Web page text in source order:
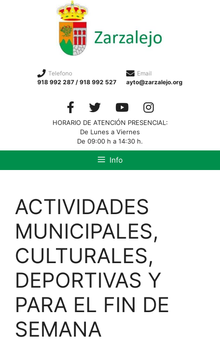
Telefono
918 992 287 / 918 992 527
Email
ayto@zarzalejo.org
HORARIO DE ATENCIÓN PRESENCIAL:
De Lunes a Viernes
De 09:00 h a 14:30 h.
Info
ACTIVIDADES
MUNICIPALES,
CULTURALES,
DEPORTIVAS Y
PARA EL FIN DE
SEMANA